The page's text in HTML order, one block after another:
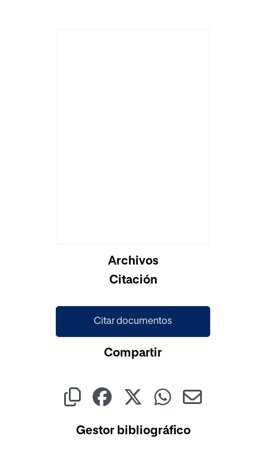
Cargando...Archivos
Citación
Citar documentos
Compartir
Gestor bibliográfico